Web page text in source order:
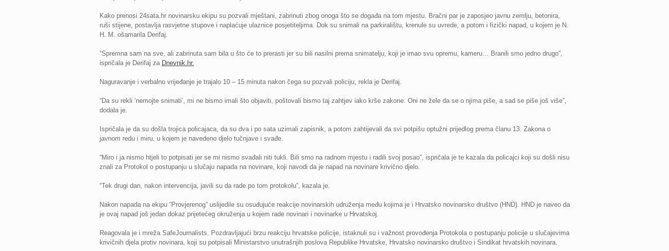
Kako prenosi 24sata.hr novinarsku ekipu su pozvali mještani, zabrinuti zbog onoga što se događa na tom mjestu. Bračni par je zaposjeo javnu zemlju, betonira,
ruši stijene, postavlja rasvjetne stupove i naplaćuje ulaznice posjetiteljima. Dok su snimali na parkiralištu, krenule su uvrede, a potom i fizički napad, u kojem je N.
H. M. ošamarila Derifaj.
“Spremna sam na sve, ali zabrinuta sam bila u što će to prerasti jer su bili nasilni prema snimatelju, koji je imao svu opremu, kameru… Branili smo jedno drugo”,
ispričala je Derifaj za Dnevnik.hr.
Naguravanje i verbalno vrijeđanje je trajalo 10 – 15 minuta nakon čega su pozvali policiju, rekla je Derifaj.
“Da su rekli ‘nemojte snimati’, mi ne bismo imali što objaviti, poštovali bismo taj zahtjev iako krše zakone. Oni ne žele da se o njima piše, a sad se piše još više”,
dodala je.
Ispričala je da su došla trojica policajaca, da su dva i po sata uzimali zapisnik, a potom zahtijevali da svi potpišu optužni prijedlog prema članu 13. Zakona o
javnom redu i miru, u kojem je navedeno djelo tučnjave i svađe.
“Miro i ja nismo htjeli to potpisati jer se mi nismo svađali niti tukli. Bili smo na radnom mjestu i radili svoj posao”, ispričala je te kazala da policajci koji su došli nisu
znali za Protokol o postupanju u slučaju napada na novinare, koji navodi da je napad na novinare krivično djelo.
“Tek drugi dan, nakon intervencija, javili su da rade po tom protokolu”, kazala je.
Nakon napada na ekipu “Provjerenog” uslijedile su osuđujuće reakcije novinarskih udruženja među kojima je i Hrvatsko novinarsko društvo (HND). HND je naveo da
je ovaj napad još jedan dokaz prijetećeg okruženja u kojem rade novinari i novinarke u Hrvatskoj.
Reagovala je i mreža SafeJournalists. Pozdravljajući brzu reakciju hrvatske policije, istaknuli su i važnost provođenja Protokola o postupanju policije u slučajevima
krivičnih djela protiv novinara, koji su potpisali Ministarstvo unutrašnjih poslova Republike Hrvatske, Hrvatsko novinarsko društvo i Sindikat hrvatskih novinara.